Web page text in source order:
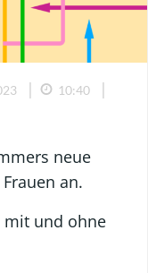
| 10:40 |
neue
an.
mit und ohne